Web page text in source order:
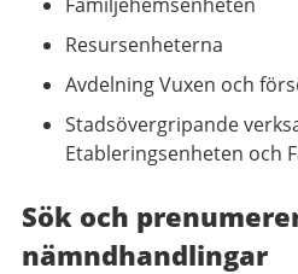
Resursenheterna
Avdelning Vuxen och
Stadsövergripande
Etableringsenheten och
Sök och
nämndhandlingar